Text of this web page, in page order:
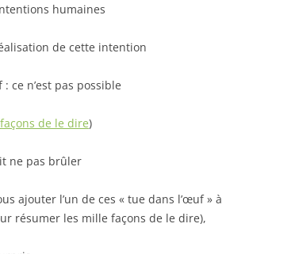
humaines
de cette intention
ce n’est pas possible
de le dire)
ne pas brûler
ajouter l’un de ces « tue dans l’œuf » à
résumer les mille façons de le dire),